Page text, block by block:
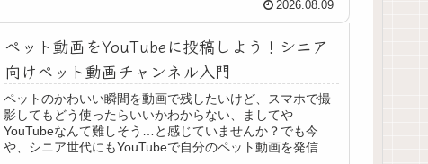
2026.08.09
ペット動画をYouTubeに投稿しよう！シニア
向けペット動画チャンネル入門
ペットのかわいい瞬間を動画で残したいけど、スマホで撮
影してもどう使ったらいいかわからない、ましてや
YouTubeなんて難しそう…と感じていませんか？でも今
や、シニア世代にもYouTubeで自分のペット動画を発信す